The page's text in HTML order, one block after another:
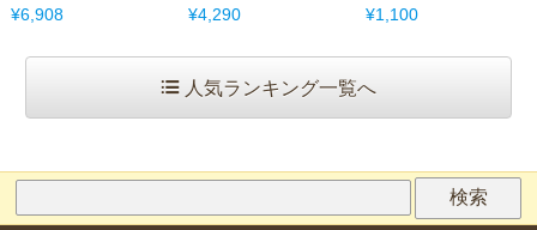
¥6,908 ¥4,290 ¥1,100
人気ランキング一覧へ